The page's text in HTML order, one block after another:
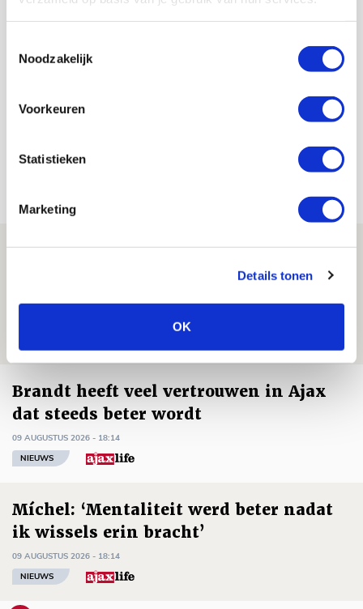
Noodzakelijk
Voorkeuren
Statistieken
Marketing
Details tonen
OK
op
Reisverslag PEC-uit: geregisseerde
Brandt heeft veel vertrouwen in Ajax
dat steeds beter wordt
09 AUGUSTUS 2026 - 18:14
NIEUWS
Míchel: ‘Mentaliteit werd beter nadat
ik wissels erin bracht’
09 AUGUSTUS 2026 - 18:14
NIEUWS